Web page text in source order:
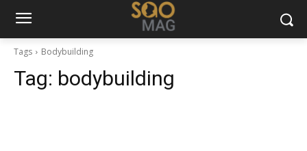
Tags Bodybuilding
Tag: bodybuilding